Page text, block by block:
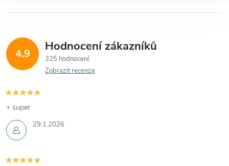
4,9 Hodnocení zákazníků
325 hodnocení
Zobrazit recenze
29.1.2026
+ super